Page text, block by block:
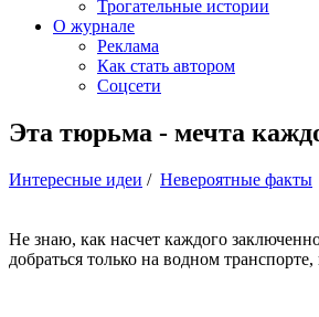
Трогательные истории
О журнале
Реклама
Как стать автором
Соцсети
Эта тюрьма - мечта
Интересные идеи / Невероятные факты
Не знаю, как насчет каждого
добраться только на водном